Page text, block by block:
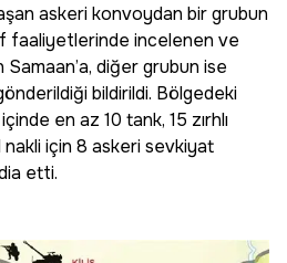
askeri konvoydan bir grubun
faaliyetlerinde incelenen ve
diğer grubun ise
bildirildi. Bölgedeki
en az 10 tank, 15 zırhlı
için 8 askeri sevkiyat
etti.